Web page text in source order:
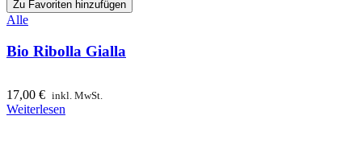
Zu Favoriten hinzufügen
Alle
Bio Ribolla Gialla
17,00 € inkl. MwSt.
Weiterlesen